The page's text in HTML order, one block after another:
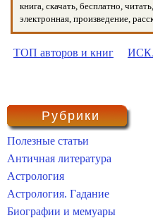
книга, скачать, бесплатно,
электронная, произведение,
ТОП авторов и книг
Рубрики
Полезные статьи
Античная литература
Астрология
Астрология. Гадание
Биографии и мемуары